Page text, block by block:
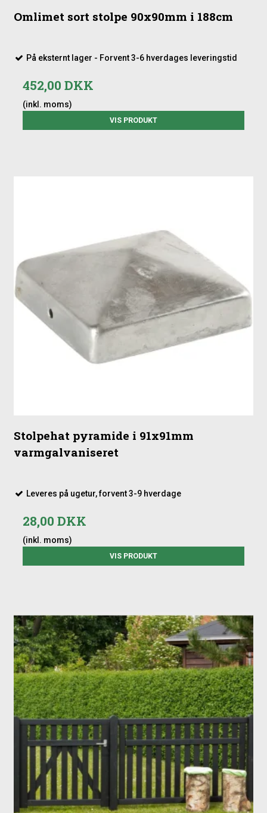
Omlimet sort stolpe 90x90mm i 188cm
På eksternt lager - Forvent 3-6 hverdages leveringstid
452,00 DKK
(inkl. moms)
VIS PRODUKT
Stolpehat pyramide i 91x91mm
varmgalvaniseret
Leveres på ugetur, forvent 3-9 hverdage
28,00 DKK
(inkl. moms)
VIS PRODUKT